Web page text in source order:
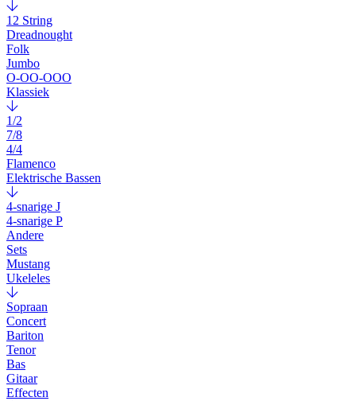
12 String
Dreadnought
Folk
Jumbo
O-OO-OOO
Klassiek
1/2
7/8
4/4
Flamenco
Elektrische Bassen
4-snarige J
4-snarige P
Andere
Sets
Mustang
Ukeleles
Sopraan
Concert
Bariton
Tenor
Bas
Gitaar
Effecten